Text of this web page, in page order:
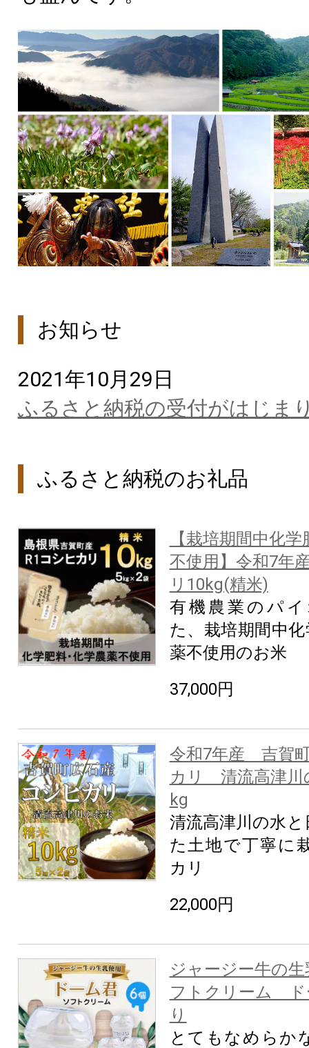
お知らせ
2021年10月29日
ふるさと納税の受付がはじま
ふるさと納税のお礼品
【栽培期間中化
不使用】令和7年
リ10kg(精米)
有機農業のパ
た、栽培期間中
薬不使用のお米
37,000円
令和7年産 吉賀
カリ 清流高津
kg
清流高津川の水
た土地で丁寧に
カリ
22,000円
ジャージー牛の
フトクリーム
り
とてもなめらか